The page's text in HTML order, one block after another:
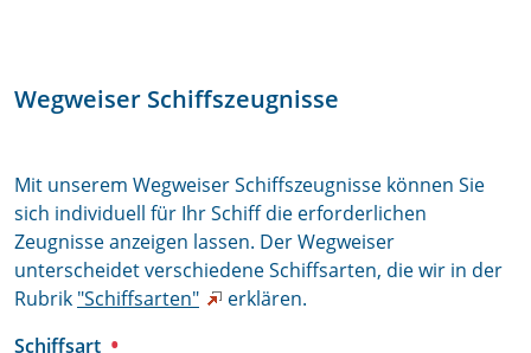
Wegweiser Schiffszeugnisse
Mit unserem Wegweiser Schiffszeugnisse können Sie
sich individuell für Ihr Schiff die erforderlichen
Zeugnisse anzeigen lassen. Der Wegweiser
unterscheidet verschiedene Schiffsarten, die wir in der
Rubrik "Schiffsarten"
erklären.
Schiffsart